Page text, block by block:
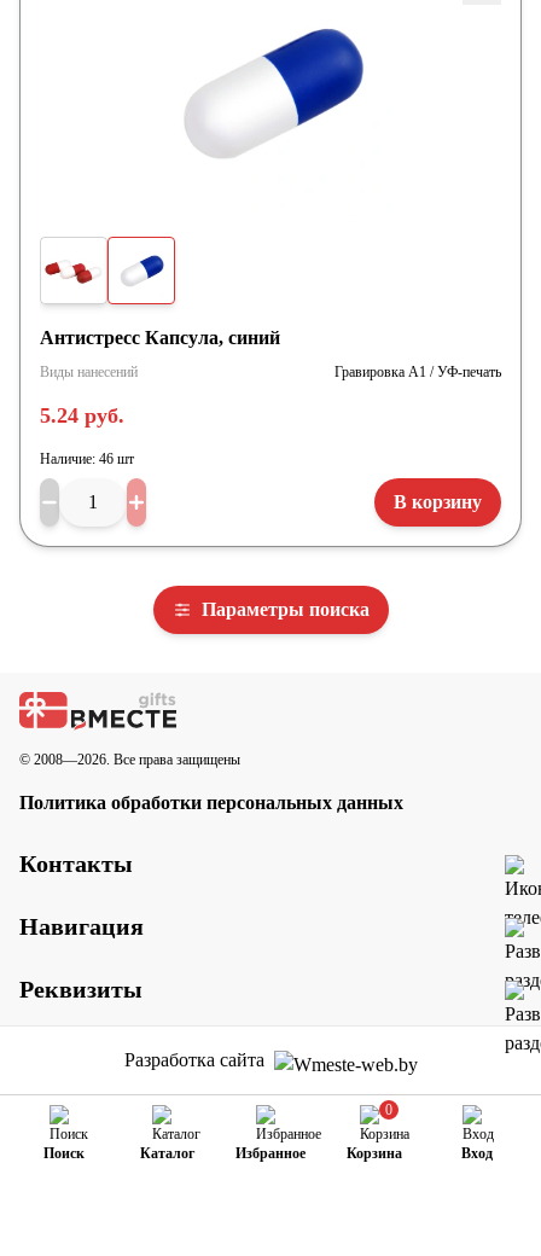
Антистресс Капсула, синий
Виды нанесений Гравировка А1 / УФ-печать
5.24 руб.
Наличие: 46 шт
В корзину
Параметры поиска
© 2008—2026. Все права защищены
Политика обработки персональных данных
Контакты
Навигация
Реквизиты
Разработка сайта
Поиск Каталог Избранное
0
Корзина Вход